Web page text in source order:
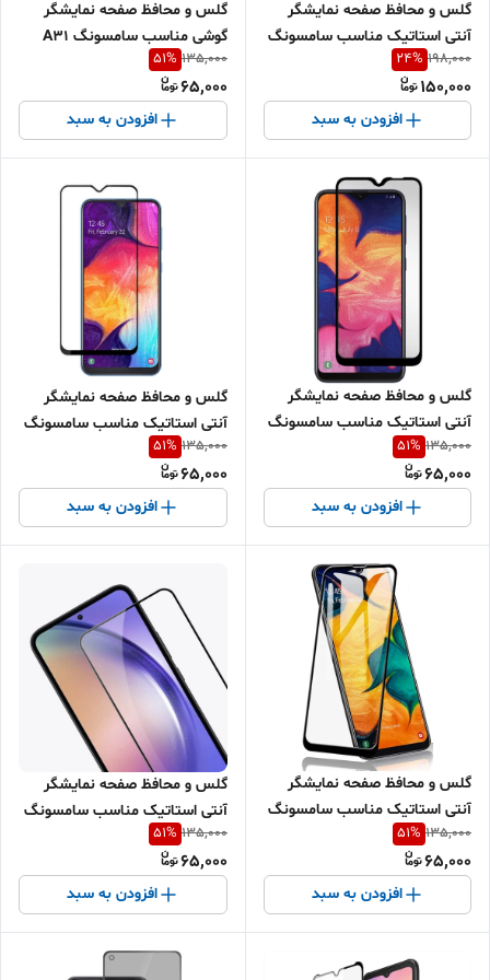
گلس و محافظ صفحه نمایشگر
آنتی استاتیک مناسب سامسونگ
A32 (4G)
198,000
24%
150,000
افزودن به سبد
گلس و محافظ صفحه نمایشگر
گوشی مناسب سامسونگ A31
135,000
51%
65,000
افزودن به سبد
گلس و محافظ صفحه نمایشگر
آنتی استاتیک مناسب سامسونگ
A20
135,000
51%
65,000
افزودن به سبد
گلس و محافظ صفحه نمایشگر
آنتی استاتیک مناسب سامسونگ
A50
135,000
51%
65,000
افزودن به سبد
گلس و محافظ صفحه نمایشگر
آنتی استاتیک مناسب سامسونگ
A30
135,000
51%
65,000
افزودن به سبد
گلس و محافظ صفحه نمایشگر
آنتی استاتیک مناسب سامسونگ
A54
135,000
51%
65,000
افزودن به سبد